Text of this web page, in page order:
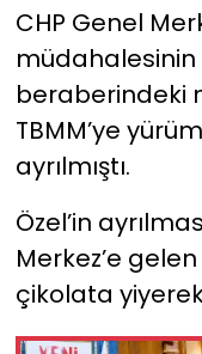
CHP Genel
müdahalesinin
beraberindeki
TBMM’ye
ayrılmıştı.
Özel’in
Merkez’e
çikolata
YEREL
Yurt